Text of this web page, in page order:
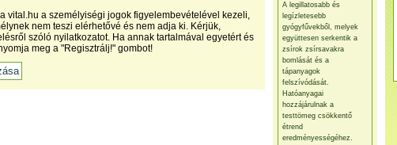
A legillatosabb és
legízletesebb
gyógyfűvekből, melyek
együttesen serkentik a
zsírok zsírsavakra
bomlását és a
tápanyagok
felszívódását.
Hatóanyagai
hozzájárulnak a
testtömeg csökkentő
étrend
eredményességéhez.
vital.hu a személyiségi jogok figyelembevételével kezeli,
nem teszi elérhetővé és nem adja ki. Kérjük,
szóló nyilatkozatot. Ha annak tartalmával egyetért és
meg a "Regisztrálj!" gombot!